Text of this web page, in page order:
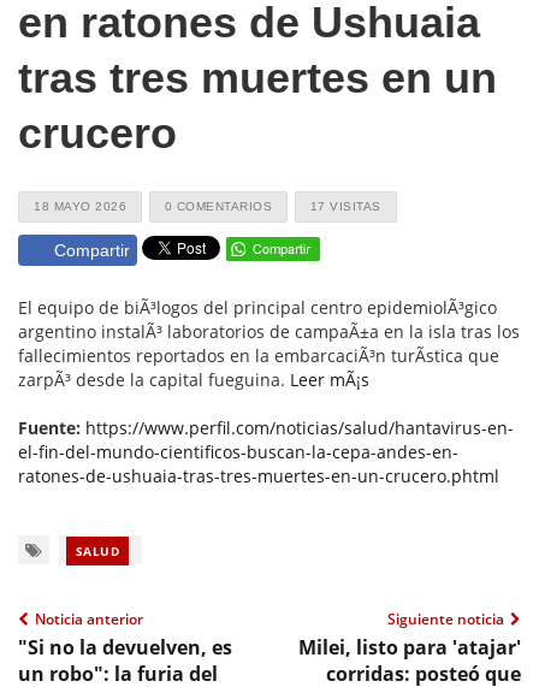
en ratones de Ushuaia
tras tres muertes en un
crucero
18 MAYO 2026 0 COMENTARIOS 17 VISITAS
Compartir
El equipo de biÃ³logos del principal centro epidemiolÃ³gico
argentino instalÃ³ laboratorios de campaÃ±a en la isla tras los
fallecimientos reportados en la embarcaciÃ³n turÃ­stica que
zarpÃ³ desde la capital fueguina. Leer mÃ¡s
Fuente: https://www.perfil.com/noticias/salud/hantavirus-en-
el-fin-del-mundo-cientificos-buscan-la-cepa-andes-en-
ratones-de-ushuaia-tras-tres-muertes-en-un-crucero.phtml
SALUD
Noticia anterior
"Si no la devuelven, es
un robo": la furia del
Siguiente noticia
Milei, listo para 'atajar'
corridas: posteó que